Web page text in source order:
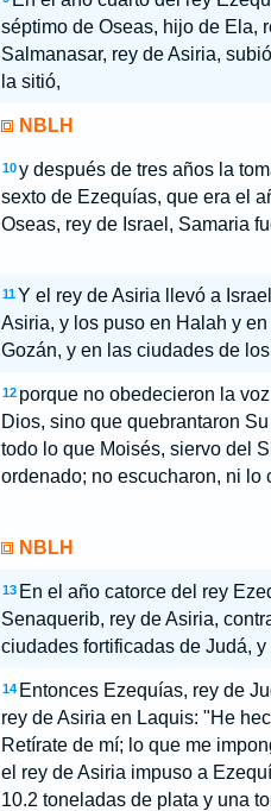
séptimo de Oseas, hijo de Ela,
Salmanasar, rey de Asiria,
la sitió,
NBLH
10 y después de tres años la
sexto de Ezequías, que era el
Oseas, rey de Israel, Samaria
11 Y el rey de Asiria llevó a
Asiria, y los puso en Halah y
Gozán, y en las ciudades de
12 porque no obedecieron la
Dios, sino que quebrantaron
todo lo que Moisés, siervo del
ordenado; no escucharon, ni lo
NBLH
13 En el año catorce del rey
Senaquerib, rey de Asiria,
ciudades fortificadas de Judá, y
14 Entonces Ezequías, rey de
rey de Asiria en Laquis: "He
Retírate de mí; lo que me
el rey de Asiria impuso a
10.2 toneladas de plata y una